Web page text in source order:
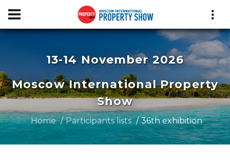
13-14 November 2026
Moscow International Property
Show
Home Participants lists 36th exhibition